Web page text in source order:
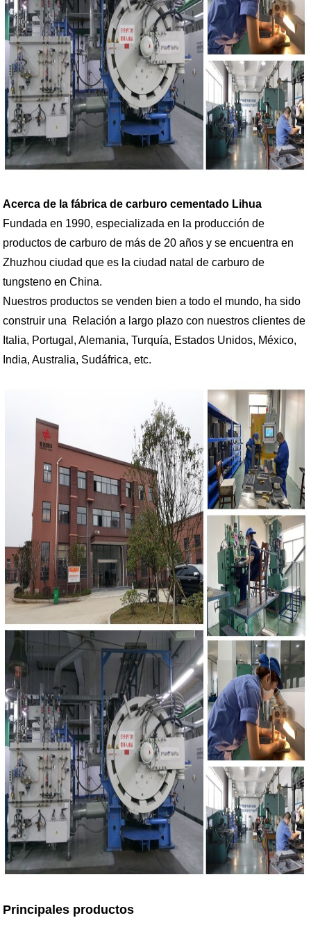
Acerca de la fábrica de carburo cementado Lihua
Fundada en 1990, especializada en la producción de
productos de carburo de más de 20 años y se encuentra en
Zhuzhou ciudad que es la ciudad natal de carburo de
tungsteno en China.
Nuestros productos se venden bien a todo el mundo, ha sido
construir una Relación a largo plazo con nuestros clientes de
Italia, Portugal, Alemania, Turquía, Estados Unidos, México,
India, Australia, Sudáfrica, etc.
Principales productos